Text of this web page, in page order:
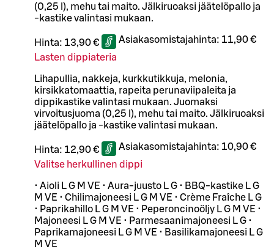
(0,25 l), mehu tai maito. Jälkiruoaksi jäätelöpallo ja
-kastike valintasi mukaan.
Hinta: 13,90 € Asiakasomistajahinta: 11,90 €
Lasten dippiateria
Lihapullia, nakkeja, kurkkutikkuja, melonia,
kirsikkatomaattia, rapeita perunaviipaleita ja
dippikastike valintasi mukaan. Juomaksi
virvoitusjuoma (0,25 l), mehu tai maito. Jälkiruoaksi
jäätelöpallo ja -kastike valintasi mukaan.
Hinta: 12,90 € Asiakasomistajahinta: 10,90 €
Valitse herkullinen dippi
• Aioli L G M VE • Aura-juusto L G • BBQ-kastike L G
M VE • Chilimajoneesi L G M VE • Crème Fraîche L G
• Paprikahillo L G M VE • Peperoncinoöljy L G M VE •
Majoneesi L G M VE • Parmesaanimajoneesi L G •
Paprikamajoneesi L G M VE • Basilikamajoneesi L G
M VE